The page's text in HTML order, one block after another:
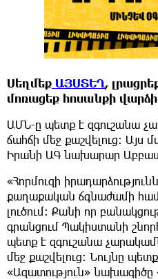
Սեղմեք ԱՅՍՏԵՂ,
մոռացեք հոսանքի
ԱՄՆ-ը պետք է զգուշանա
ճահճի մեջ քաշվելուց: Այս
Իրանի ԱԳ նախարար
«Հորմուզի
քաղաքական ճգնաժամի
լուծում: Քանի որ
գրանցում Պակիստանի
պետք է զգուշանա
մեջ քաշվելուց: Նույնը
«Ազատություն»